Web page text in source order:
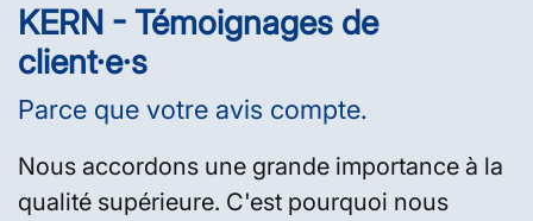
KERN - Témoignages de
client·e·s
Parce que votre avis compte.
Nous accordons une grande importance à la
qualité supérieure. C'est pourquoi nous